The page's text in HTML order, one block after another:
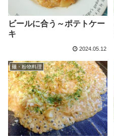
ビールに合う～ポテトケー
キ
2024.05.12
麺・粉物料理